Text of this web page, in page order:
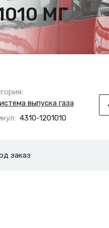
МГ
выпуска газа
4310-1201010
заказ